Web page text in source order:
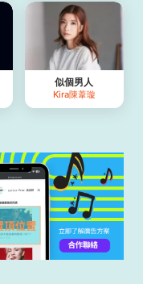
似個男人
Kira陳葦璇